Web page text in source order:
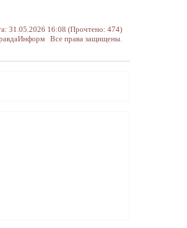
31.05.2026 16:08 (Прочтено: 474)
Все права защищены.